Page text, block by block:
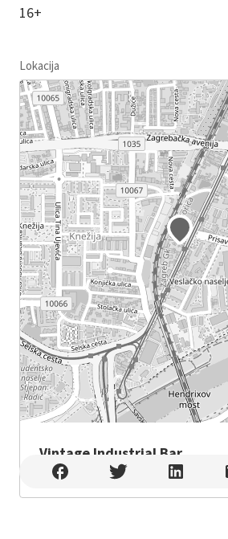
16+
Lokacija
Vintage Industrial Bar
Vintage Industrial Bar , Zagreb